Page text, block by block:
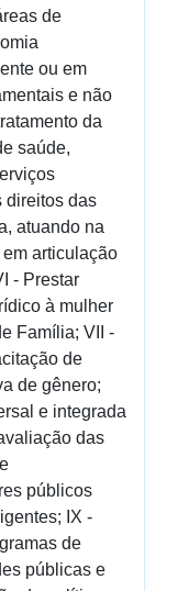
de
ou em
e não
da
saúde,
direitos das
atuando na
articulação
- Prestar
à mulher
Família; VII -
de
de gênero;
e integrada
das
públicos
IX -
de
públicas e